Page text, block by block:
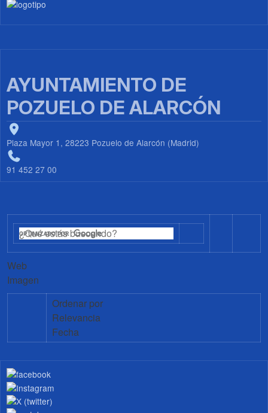
Imagen
AYUNTAMIENTO DE
POZUELO DE ALARCÓN
Plaza Mayor 1, 28223 Pozuelo de Alarcón (Madrid)
91 452 27 00
Web
Imagen
Ordenar por
Relevancia
Fecha